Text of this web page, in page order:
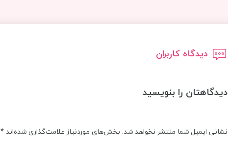
دیدگاه کاربران
دیدگاهتان را بنویسید
نشانی ایمیل شما منتشر نخواهد شد. بخش‌های موردنیاز علامت‌گذاری شده‌اند*